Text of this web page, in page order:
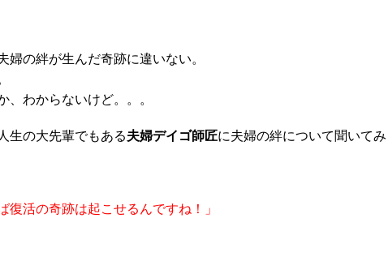
婦の絆が生んだ奇跡に違いない。
、わからないけど。。。
生の大先輩でもある夫婦デイゴ師匠に夫婦の絆について聞いてみ
復活の奇跡は起こせるんですね！」